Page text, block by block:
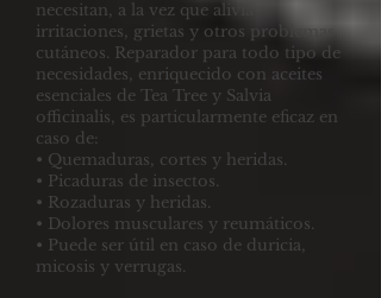
necesitan, a la vez que alivia
irritaciones, grietas y otros problemas
cutáneos. Reparador para todo tipo de
necesidades, enriquecido con aceites
esenciales de Tea Tree y Salvia
officinalis, es particularmente eficaz en
caso de:
• Quemaduras, cortes y heridas.
• Picaduras de insectos.
• Rozaduras y heridas.
• Dolores musculares y reumáticos.
• Puede ser útil en caso de duricia,
micosis y verrugas.